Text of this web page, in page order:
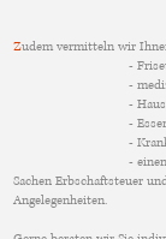
Zudem vermitteln wir
-
-
-
- Essen auf
-
- einen
Sachen Erbschaftsteuer
Angelegenheiten.